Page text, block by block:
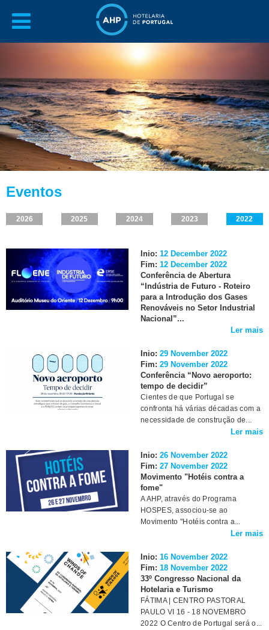
Eventos
2026 2025 2024 2023 2022
Inio: 12 December 2022
Fim: 12 December 2022
Conferência de Abertura
“Indústria de Futuro - Roteiro
para a Introdução dos Gases
Renováveis no Setor Industrial
Nacional”...
Ler mais
Inio: 29 November 2022
Fim: 29 November 2022
Conferência “Novo aeroporto:
tempo de decidir”
Cientes de que Portugal se
confronta há várias décadas com a
necessidade de construção de...
Ler mais
Inio: 26 November 2022
Fim: 27 November 2022
Movimento "Hotéis contra a
fome"
A AHP, através do Programa
HOSPES, associou-se ao
Movimento "Hotéis contra a...
Ler mais
Inio: 16 November 2022
Fim: 18 November 2022
33º Congresso Nacional da
Hotelaria e Turismo
FÁTIMA | CENTRO PASTORAL
PAULO VI 16 - 18 NOVEMBRO
2022 O Centro de Portugal será o...